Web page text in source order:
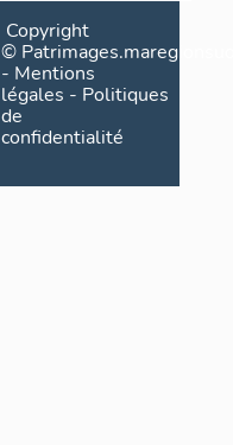
Copyright
©
- Mentions
légales - Politiques
de
confidentialité